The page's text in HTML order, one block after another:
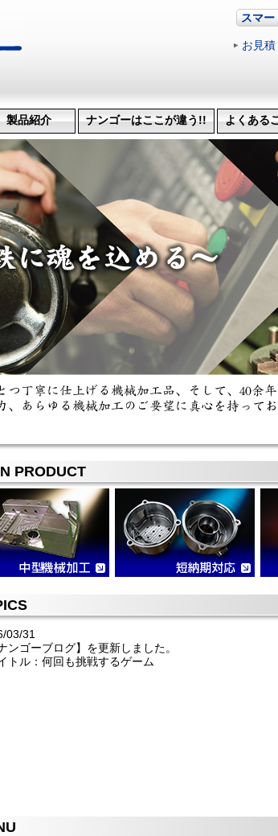
スマ
お見
製品紹介
機械加工
具･省力化機械
試作・開発
特許技術
ナンゴーはここが違う!!
よくある
PRODUCT
03/31
ナンゴーブログ】を更新しました。
トル：何回も挑戦するゲーム